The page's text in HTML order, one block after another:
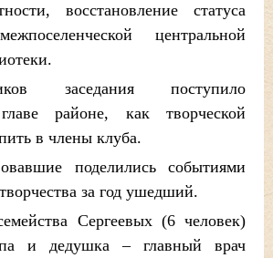
восстановление статуса
центральной
заседания поступило
районе, как творческой
в члены клуба.
поделились событиями
за год ушедший.
Сергеевых (6 человек)
и дедушка – главный врач